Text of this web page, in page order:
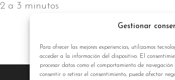
Gestionar
Para ofrecer las mejores experiencias, utilizamos
acceder a la información del dispositivo. El
procesar datos como el comportamiento de
consentir o retirar el consentimiento, puede afectar
2 a 3 minutos